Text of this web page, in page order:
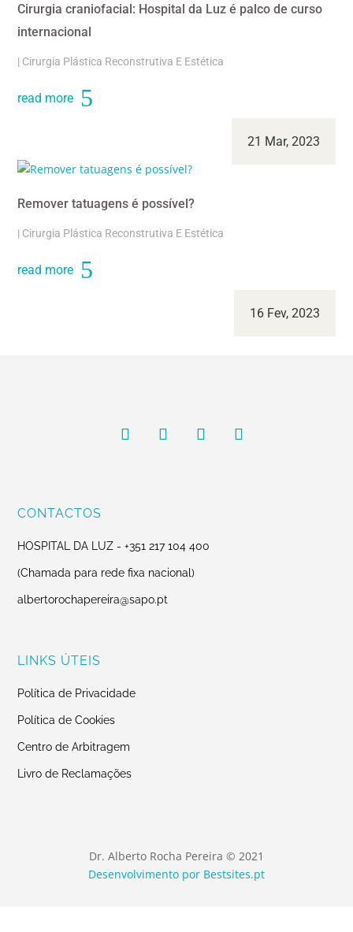
Cirurgia craniofacial: Hospital da Luz é palco de curso
internacional
21 Mar, 2023
| Cirurgia Plástica Reconstrutiva E Estética
read more
Remover tatuagens é possível?
16 Fev, 2023
| Cirurgia Plástica Reconstrutiva E Estética
read more
CONTACTOS
HOSPITAL DA LUZ -+351 217 104 400
(Chamada para rede fixa nacional)
albertorochapereira@sapo.pt
LINKS ÚTEIS
Política de Privacidade
Política de Cookies
Centro de Arbitragem
Livro de Reclamações
Dr. Alberto Rocha Pereira © 2021
Desenvolvimento por Bestsites.pt